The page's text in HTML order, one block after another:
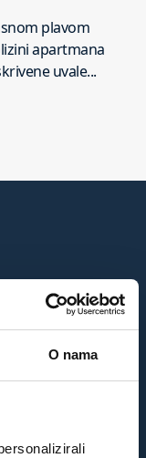
O nama
plavom
apartmana
uvale...
čist, sadrži
a Karla je
svima!”